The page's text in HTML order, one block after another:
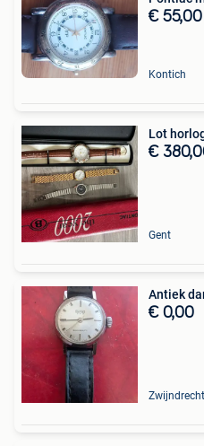
€ 55,00
Kontich
Lot
€
Gent
Antiek
€ 0,00
Zwijndrecht